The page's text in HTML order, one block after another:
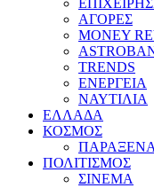
ΑΓΟΡΕΣ
MONEY
TRENDS
ΕΝΕΡΓΕΙΑ
ΝΑΥΤΙΛΙΑ
ΕΛΛΑΔΑ
ΚΟΣΜΟΣ
ΠΑΡΑΞΕΝΑ
ΠΟΛΙΤΙΣΜΟΣ
ΣΙΝΕΜΑ